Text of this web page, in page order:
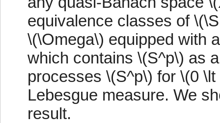
equivalence classes of
\(\Omega\) equipped with
which contains \(S^p\) as
processes \(S^p\) for \(0
Lebesgue measure. We
result.